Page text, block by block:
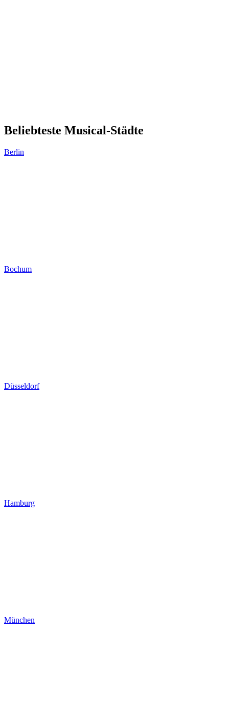
Beliebteste Musical-Städte
Berlin
Bochum
Düsseldorf
Hamburg
München